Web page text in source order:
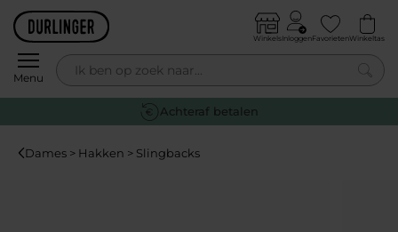
Skip to content
Menu
WinkelsInloggenFavorietenWinkeltas
0
Achteraf betalen
Dames > Hakken > Slingbacks